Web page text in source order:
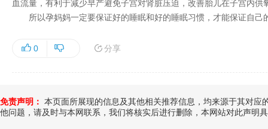
血流量，有利于减少早产避免子宫对肾脏压迫，改善胎儿在子宫内
所以孕妈妈一定要保证好的睡眠和好的睡眠习惯，才能保证自己
0 分享
免责声明： 本页面所展现的信息及其他相关推荐信息，均来源于其对
他问题，请及时与本网联系，我们将核实后进行删除，本网站对此声明